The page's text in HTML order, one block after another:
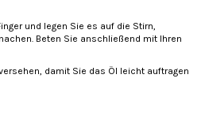
und legen Sie es auf die Stirn,
Beten Sie anschließend mit Ihren
damit Sie das Öl leicht auftragen